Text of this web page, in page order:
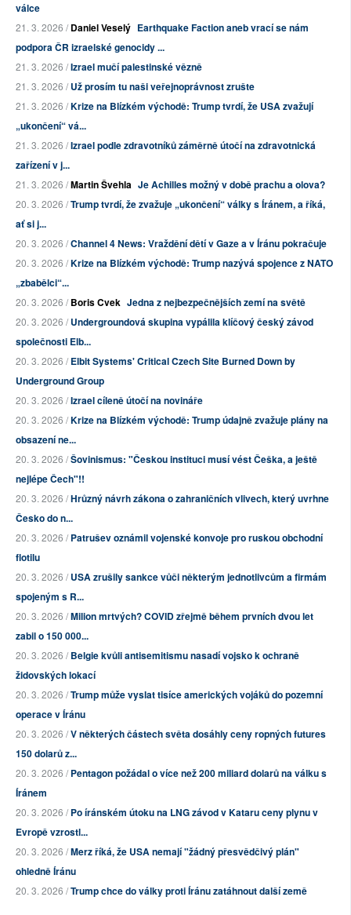
válce
21. 3. 2026 /Daniel Veselý Earthquake Faction aneb vrací se nám
podpora ČR izraelské genocidy ...
21. 3. 2026 /Izrael mučí palestinské vězně
21. 3. 2026 /Už prosím tu naši veřejnoprávnost zrušte
21. 3. 2026 /Krize na Blízkém východě: Trump tvrdí, že USA zvažují
„ukončení“ vá...
21. 3. 2026 /Izrael podle zdravotníků záměrně útočí na zdravotnická
zařízení v j...
21. 3. 2026 /Martin Švehla Je Achilles možný v době prachu a olova?
20. 3. 2026 /Trump tvrdí, že zvažuje „ukončení“ války s Íránem, a říká,
ať si j...
20. 3. 2026 /Channel 4 News: Vraždění dětí v Gaze a v Íránu pokračuje
20. 3. 2026 /Krize na Blízkém východě: Trump nazývá spojence z NATO
„zbabělci“...
20. 3. 2026 /Boris Cvek Jedna z nejbezpečnějších zemí na světě
20. 3. 2026 /Undergroundová skupina vypálila klíčový český závod
společnosti Elb...
20. 3. 2026 /Elbit Systems' Critical Czech Site Burned Down by
Underground Group
20. 3. 2026 /Izrael cíleně útočí na novináře
20. 3. 2026 /Krize na Blízkém východě: Trump údajně zvažuje plány na
obsazení ne...
20. 3. 2026 /Šovinismus: "Českou instituci musí vést Češka, a ještě
nejlépe Čech"!!
20. 3. 2026 /Hrůzný návrh zákona o zahraničních vlivech, který uvrhne
Česko do n...
20. 3. 2026 /Patrušev oznámil vojenské konvoje pro ruskou obchodní
flotilu
20. 3. 2026 /USA zrušily sankce vůči některým jednotlivcům a firmám
spojeným s R...
20. 3. 2026 /Milion mrtvých? COVID zřejmě během prvních dvou let
zabil o 150 000...
20. 3. 2026 /Belgie kvůli antisemitismu nasadí vojsko k ochraně
židovských lokací
20. 3. 2026 /Trump může vyslat tisíce amerických vojáků do pozemní
operace v Íránu
20. 3. 2026 /V některých částech světa dosáhly ceny ropných futures
150 dolarů z...
20. 3. 2026 /Pentagon požádal o více než 200 miliard dolarů na válku s
Íránem
20. 3. 2026 /Po íránském útoku na LNG závod v Kataru ceny plynu v
Evropě vzrostl...
20. 3. 2026 /Merz říká, že USA nemají "žádný přesvědčivý plán"
ohledně Íránu
20. 3. 2026 /Trump chce do války proti Íránu zatáhnout další země